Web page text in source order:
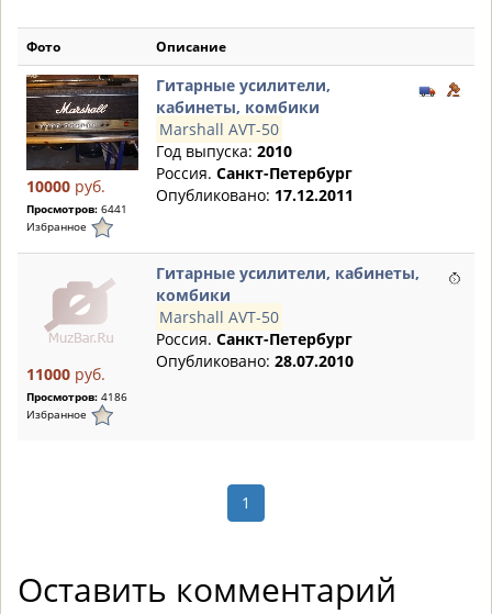
Фото Описание
10000 руб.
Просмотров: 6441
Избранное
Гитарные усилители,
кабинеты, комбики
Marshall AVT-50
Год выпуска: 2010
Россия. Санкт-Петербург
Опубликовано: 17.12.2011
11000 руб.
Просмотров: 4186
Избранное
Гитарные усилители, кабинеты,
комбики
Marshall AVT-50
Россия. Санкт-Петербург
Опубликовано: 28.07.2010
1
Оставить комментарий